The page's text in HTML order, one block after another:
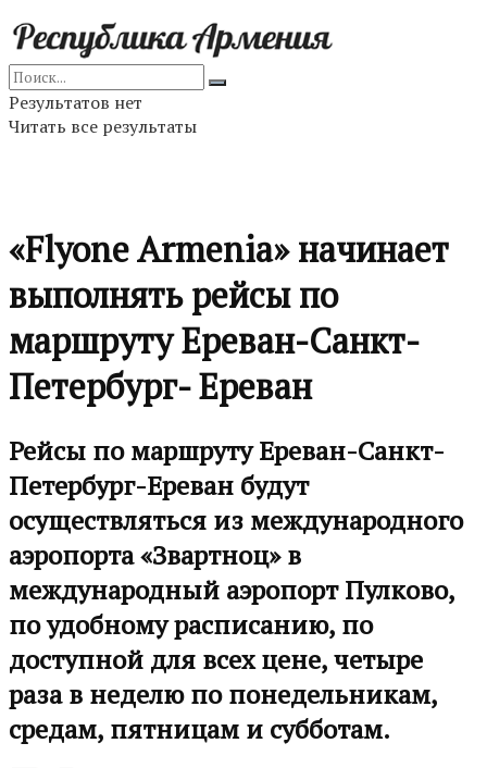
Результатов нет
Читать все результаты
«Flyone Armenia» начинает
выполнять рейсы по
маршруту Ереван-Санкт-
Петербург- Ереван
Рейсы по маршруту Ереван-Санкт-
Петербург-Ереван будут
осуществляться из международного
аэропорта «Звартноц» в
международный аэропорт Пулково,
по удобному расписанию, по
доступной для всех цене, четыре
раза в неделю по понедельникам,
средам, пятницам и субботам.